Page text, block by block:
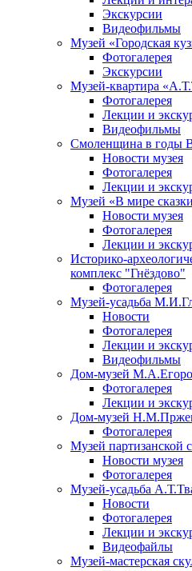
Экскурсии
Видеофильмы
Музей «Городская
Фотогалерея
Экскурсии
Музей-квартира
Фотогалерея
Лекции и
Видеофильмы
Смоленщина в годы
Новости музея
Фотогалерея
Лекции и
Музей «В мире
Новости музея
Фотогалерея
Лекции и
Историко-
комплекс "Гнёздово"
Фотогалерея
Музей-усадьба
Новости
Фотогалерея
Лекции и
Видеофильмы
Дом-музей
Фотогалерея
Лекции и
Дом-музей
Фотогалерея
Музей партизанской
Новости музея
Фотогалерея
Музей-усадьба
Новости
Фотогалерея
Лекции и
Видеофайлы
Музей-мастерская